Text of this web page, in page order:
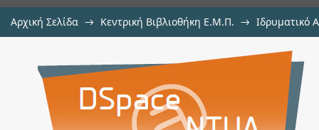
Αρχική Σελίδα → Κεντρική Βιβλιοθήκη Ε.Μ.Π. → Ιδρυματικό
Η νεοφιλελεύθερη
δημόσιου χώρου